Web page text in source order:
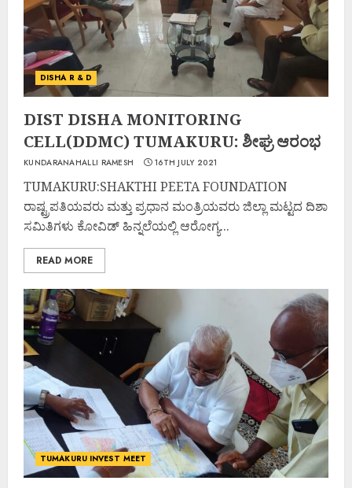
DISHA R & D
DIST DISHA MONITORING
CELL(DDMC) TUMAKURU: ಶೀಘ್ರ ಆರಂಭ
KUNDARANAHALLI RAMESH 16TH JULY 2021
TUMAKURU:SHAKTHI PEETA FOUNDATION
ರಾಷ್ಟ್ರಪತಿಯವರು ಮತ್ತು ಪ್ರಧಾನ ಮಂತ್ರಿಯವರು ಜಿಲ್ಲಾ ಮಟ್ಟದ ದಿಶಾ
ಸಮಿತಿಗಳು ಕೋವಿಡ್ ಹಿನ್ನಲೆಯಲ್ಲಿ ಆರೋಗ್ಯ...
READ MORE
TUMAKURU INVEST MEET